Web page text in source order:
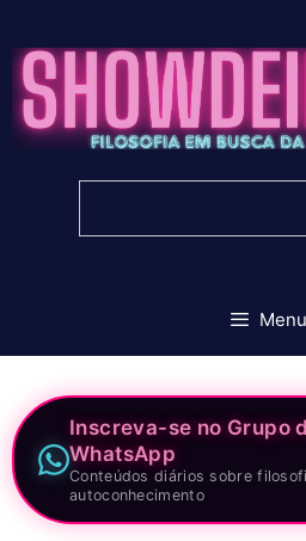
para
conteúdo
Menu
Inscreva-se no Grupo
WhatsApp
Conteúdos diários sobre
autoconhecimento